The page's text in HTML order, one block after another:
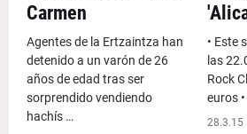
Carmen
Agentes de la Ertzaintza han
detenido a un varón de 26
años de edad tras ser
sorprendido vendiendo
hachís …
• Este
las
Rock
euros
28.3.15